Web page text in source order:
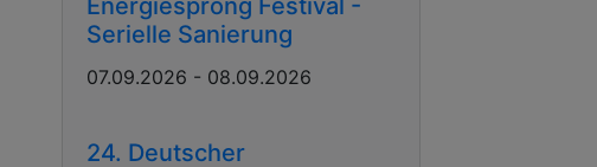
Serielle Sanierung
07.09.2026 - 08.09.2026
24. Deutscher